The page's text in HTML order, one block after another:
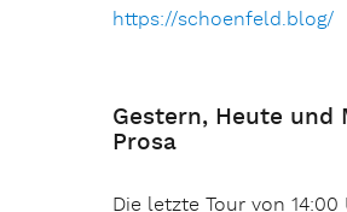
https://schoenfeld.blog/
Gestern, Heute und
Prosa
Die letzte Tour von 14:00